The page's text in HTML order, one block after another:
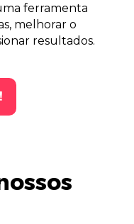
ferramenta
melhorar o
resultados.